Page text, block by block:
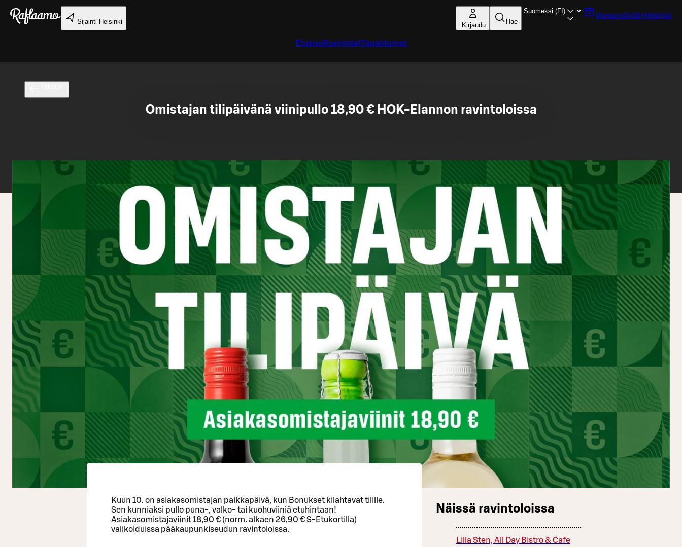
Siirry pääsisältöön
Sijainti Helsinki Kirjaudu Hae
Varaa pöytä Helsinki
Etusivu RavintolatTapahtumat
Omistajan tilipäivänä viinipullo 18,90 € HOK-Elannon ravintoloissa
Kuun 10. on asiakasomistajan palkkapäivä, kun Bonukset kilahtavat tilille.
Sen kunniaksi pullo puna-, valko- tai kuohuviiniä etuhintaan!
Asiakasomistajaviinit 18,90 € (norm. alkaen 26,90 € S-Etukortilla)
valikoiduissa pääkaupunkiseudun ravintoloissa.
Näissä ravintoloissa
Lilla Sten, All Day Bistro & Cafe